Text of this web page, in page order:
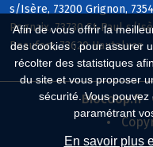
Afin de vous offrir la
des cookies : pour assurer
récolter des statistiques
du site et vous proposer
sécurité. Vous
paramétrant
En savoir plus
s/Isère, 73200 Grignon,
Rognaix, 73730 St-Paul s/
Beaufort, 73620 Hauteluce
Biocoop.fr